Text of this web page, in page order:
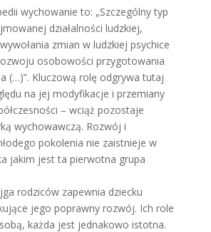
wychowanie to: „Szczególny typ
działalności ludzkiej,
zmian w ludzkiej psychice
osobowości przygotowania
(…)”. Kluczową rolę odgrywa tutaj
na jej modyfikacje i przemiany
– wciąż pozostaje
wychowawczą. Rozwój i
pokolenia nie zaistnieje w
jakim jest ta pierwotna grupa
rodziców zapewnia dziecku
jego poprawny rozwój. Ich role
każda jest jednakowo istotna.